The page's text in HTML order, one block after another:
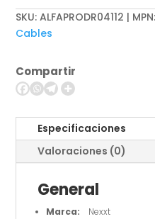
-
Bulk
cable
UTP
cantidad
SKU:ALFAPRODR04112 |
Cables
Compartir
Especificaciones
Valoraciones (0)
General
Marca: Nexxt